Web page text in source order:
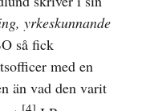
yrkeskunnande
så fick
med en
än vad den varit